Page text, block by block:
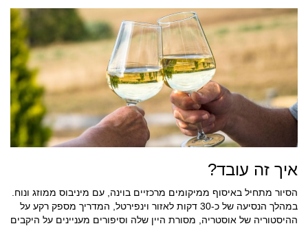
איך זה עובד?
הסיור מתחיל באיסוף ממיקומים מרכזיים בוינה, עם מיניבוס ממוזג ונוח.
במהלך הנסיעה של כ-30 דקות לאזור וינפירטל, המדריך מספק רקע על
ההיסטוריה של אוסטריה, מסורת היין שלה וסיפורים מעניינים על היקבים